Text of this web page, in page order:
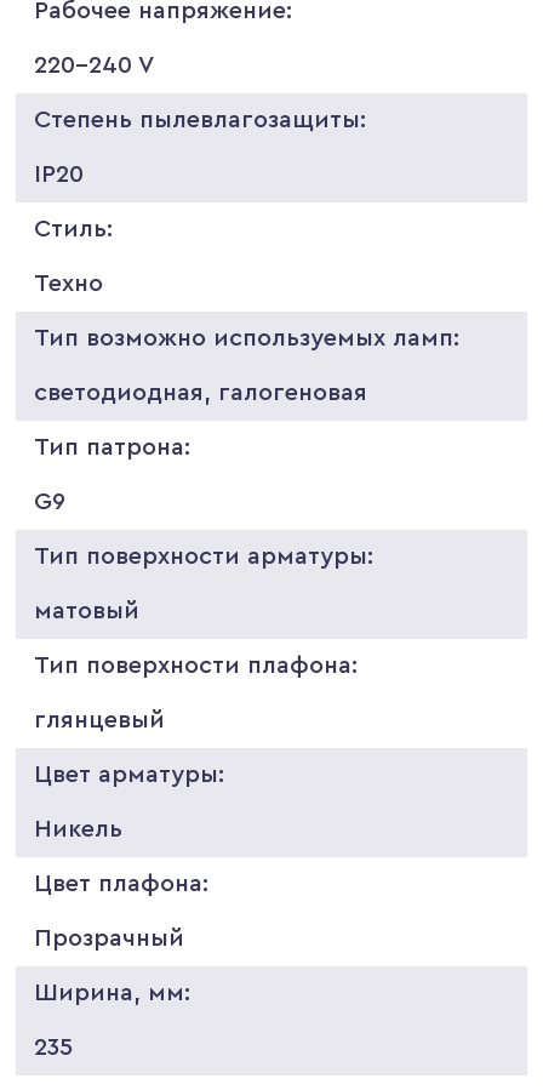
Рабочее напряжение:
220-240 V
Степень пылевлагозащиты:
IP20
Стиль:
Техно
Тип возможно используемых ламп:
светодиодная, галогеновая
Тип патрона:
G9
Тип поверхности арматуры:
матовый
Тип поверхности плафона:
глянцевый
Цвет арматуры:
Никель
Цвет плафона:
Прозрачный
Ширина, мм:
235